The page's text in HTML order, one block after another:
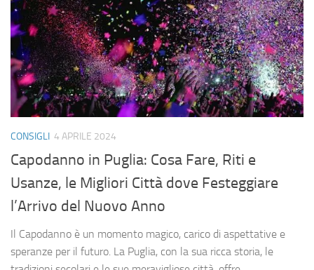
CONSIGLI 4 APRILE 2024
Capodanno in Puglia: Cosa Fare, Riti e
Usanze, le Migliori Città dove Festeggiare
l’Arrivo del Nuovo Anno
Il Capodanno è un momento magico, carico di aspettative e
speranze per il futuro. La Puglia, con la sua ricca storia, le